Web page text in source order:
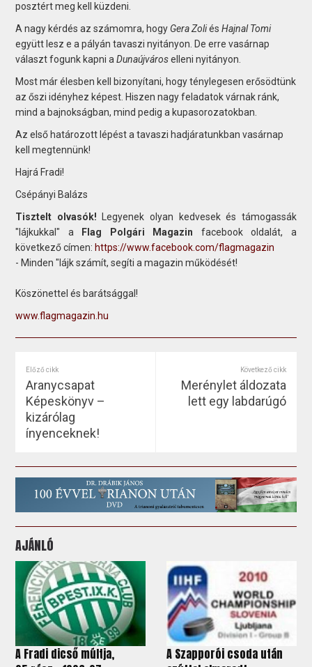
posztért meg kell küzdeni.
A nagy kérdés az számomra, hogy Gera ZoliésHajnal Tomi
együtt lesz e a pályán tavaszi nyitányon. De erre vasárnap
választ fogunk kapni aDunaújvároselleni nyitányon.
Most már élesben kell bizonyítani, hogy ténylegesen erősödtünk
az őszi idényhez képest. Hiszen nagy feladatok várnak ránk,
mind a bajnokságban, mind pedig a kupasorozatokban.
Az első határozott lépést a tavaszi hadjáratunkban vasárnap
kell megtennünk!
Hajrá Fradi!
Csépányi Balázs
Tisztelt olvasók! Legyenek olyan kedvesek és támogassák
"lájkukkal" a
Flag Polgári Magazin facebook oldalát, a
következő címen: https://www.facebook.com/flagmagazin
- Minden "lájk számít, segíti a magazin működését!
Köszönettel és barátsággal!
www.flagmagazin.hu
Előző cikk
Aranycsapat
Képeskönyv –
kizárólag
ínyenceknek!
Következő cikk
Merénylet áldozata
lett egy labdarúgó
AJÁNLÓ
A Fradi dicső múltja,
A Szapporói csoda után